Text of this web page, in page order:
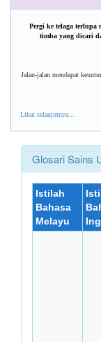
Pergi ke telaga terlupa
timba yang dicari
Jalan-jalan mendapat
Lihat selanjutnya...
Glosari Sains
Istilah
Bahasa
Melayu